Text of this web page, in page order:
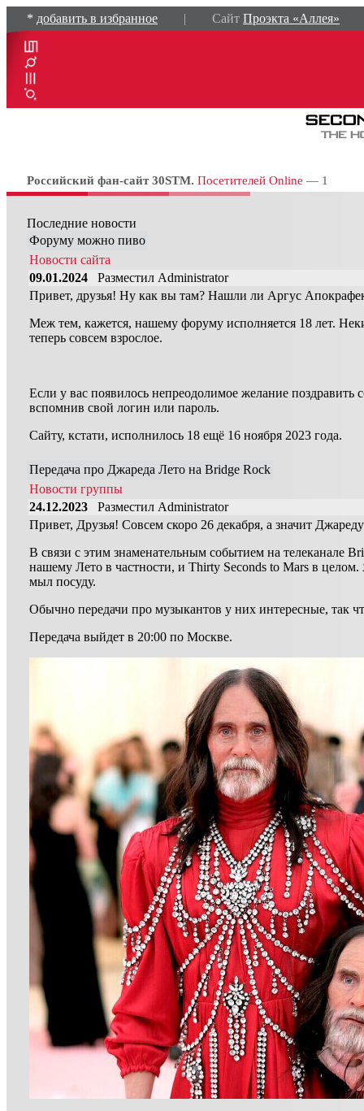
* добавить в избранное | Сайт Проэкта «Аллея»
Российский фан-сайт 30STM. Посетителей Online — 1
Последние новости
Форуму можно пиво
Новости сайта
09.01.2024 Разместил Administrator
Привет, друзья! Ну как вы там? Нашли ли Аргус
Меж тем, кажется, нашему форуму исполняется 18 лет.
теперь совсем взрослое.
Если у вас появилось непреодолимое желание
вспомнив свой логин или пароль.
Сайту, кстати, исполнилось 18 ещё 16 ноября 2023 года.
Передача про Джареда Лето на Bridge Rock
Новости группы
24.12.2023 Разместил Administrator
Привет, Друзья! Совсем скоро 26 декабря, а значит
В связи с этим знаменательным событием на телеканале
нашему Лето в частности, и Thirty Seconds to Mars в
мыл посуду.
Обычно передачи про музыкантов у них интересные, так
Передача выйдет в 20:00 по Москве.